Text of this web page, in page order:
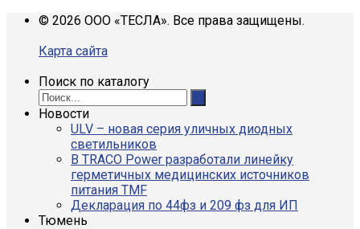
© 2026 ООО «ТЕСЛА». Все права защищены.
Карта сайта
Поиск по каталогу
Новости
ULV – новая серия уличных диодных
светильников
В TRACO Power разработали линейку
герметичных медицинских источников
питания TMF
Декларация по 44фз и 209 фз для ИП
Тюмень